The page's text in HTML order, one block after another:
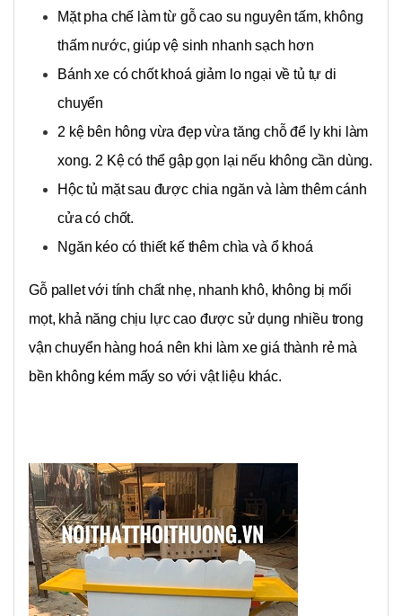
Mặt pha chế làm từ gỗ cao su nguyên tấm, không
thấm nước, giúp vệ sinh nhanh sạch hơn
Bánh xe có chốt khoá giảm lo ngại về tủ tự di
chuyển
2 kệ bên hông vừa đẹp vừa tăng chỗ để ly khi làm
xong. 2 Kệ có thể gập gọn lại nếu không cần dùng.
Hộc tủ mặt sau được chia ngăn và làm thêm cánh
cửa có chốt.
Ngăn kéo có thiết kế thêm chìa và ổ khoá
Gỗ pallet với tính chất nhẹ, nhanh khô, không bị mối
mọt, khả năng chịu lực cao được sử dụng nhiều trong
vận chuyển hàng hoá nên khi làm xe giá thành rẻ mà
bền không kém mấy so với vật liệu khác.